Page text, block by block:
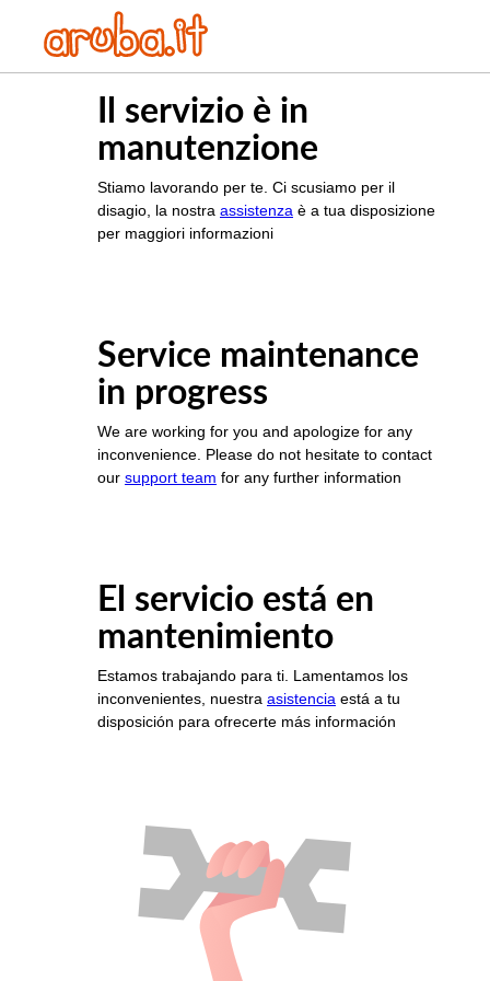
Il servizio è in
manutenzione
Stiamo lavorando per te. Ci scusiamo per il
disagio, la nostra assistenza è a tua disposizione
per maggiori informazioni
Service maintenance
in progress
We are working for you and apologize for any
inconvenience. Please do not hesitate to contact
our support team for any further information
El servicio está en
mantenimiento
Estamos trabajando para ti. Lamentamos los
inconvenientes, nuestra asistencia está a tu
disposición para ofrecerte más información